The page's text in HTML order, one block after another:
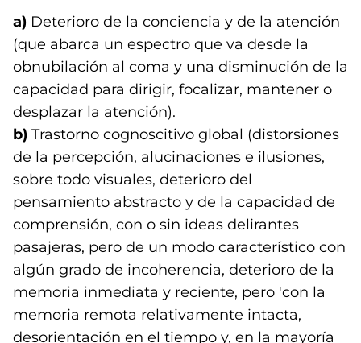
a) Deterioro de la conciencia y de la atención
(que abarca un espectro que va desde la
obnubilación al coma y una disminución de la
capacidad para dirigir, focalizar, mantener o
desplazar la atención).
b) Trastorno cognoscitivo global (distorsiones
de la percepción, alucinaciones e ilusiones,
sobre todo visuales, deterioro del
pensamiento abstracto y de la capacidad de
comprensión, con o sin ideas delirantes
pasajeras, pero de un modo característico con
algún grado de incoherencia, deterioro de la
memoria inmediata y reciente, pero 'con la
memoria remota relativamente intacta,
desorientación en el tiempo y, en la mayoría